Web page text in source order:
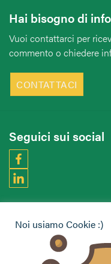
Hai bisogno di
Vuoi contattarci per
commento o chiedere
CONTATTACI
Seguici sui social
Privacy Policy|
© 2002-2026 CAA
Noi usiamo Cookie :)